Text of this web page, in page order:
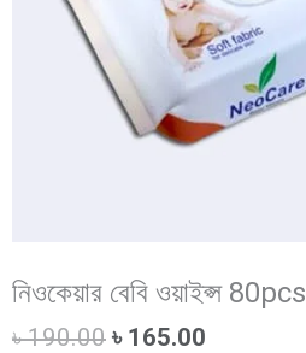
নিওকেয়ার বেবি ওয়াইপ্স 80pcs
৳190.00 Original
৳ 165.00